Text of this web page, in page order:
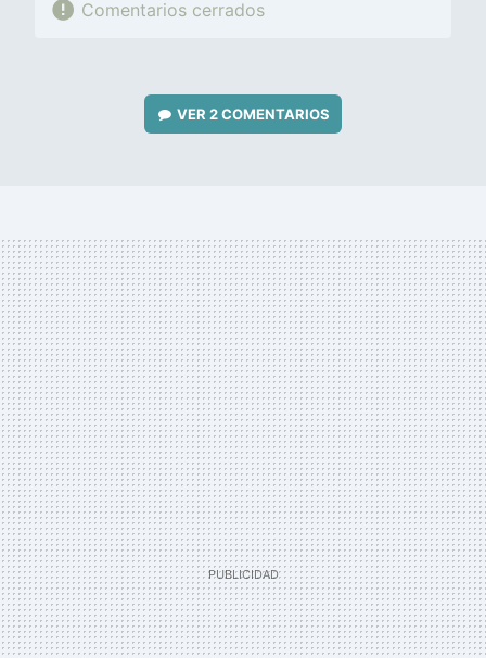
Comentarios cerrados
VER2 COMENTARIOS